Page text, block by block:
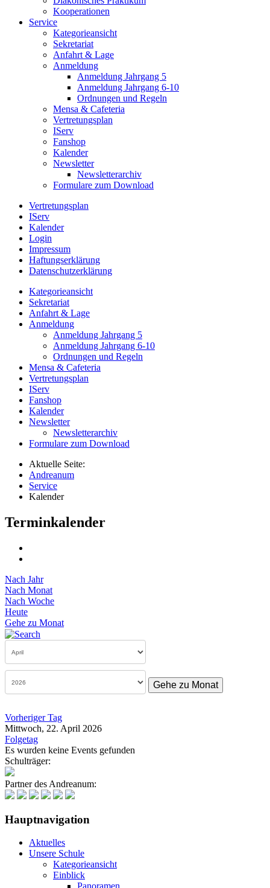
Kooperationen
Service
Kategorieansicht
Sekretariat
Anfahrt & Lage
Anmeldung
Anmeldung Jahrgang 5
Anmeldung Jahrgang 6-10
Ordnungen und Regeln
Mensa & Cafeteria
Vertretungsplan
IServ
Fanshop
Kalender
Newsletter
Newsletterarchiv
Formulare zum Download
Vertretungsplan
IServ
Kalender
Login
Impressum
Haftungserklärung
Datenschutzerklärung
Kategorieansicht
Sekretariat
Anfahrt & Lage
Anmeldung
Anmeldung Jahrgang 5
Anmeldung Jahrgang 6-10
Ordnungen und Regeln
Mensa & Cafeteria
Vertretungsplan
IServ
Fanshop
Kalender
Newsletter
Newsletterarchiv
Formulare zum Download
Aktuelle Seite:
Andreanum
Service
Kalender
Terminkalender
Nach Jahr
Nach Monat
Nach Woche
Heute
Gehe zu Monat
Gehe zu Monat
Vorheriger Tag
Mittwoch, 22. April 2026
Folgetag
Es wurden keine Events gefunden
Schulträger:
Partner des Andreanum:
Hauptnavigation
Aktuelles
Unsere Schule
Kategorieansicht
Einblick